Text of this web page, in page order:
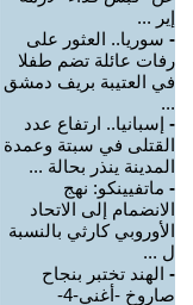
إير ...
- سوريا.. العثور على
رفات عائلة تضم طفلا
في العتيبة بريف دمشق
...
- إسبانيا.. ارتفاع عدد
القتلى في سبتة وعمدة
المدينة ينذر بحالة ...
- ماتفيينكو: نهج
الانضمام إلى الاتحاد
الأوروبي كارثي بالنسبة
ل ...
- الهند تختبر بنجاح
صاروخ -أغني-4-